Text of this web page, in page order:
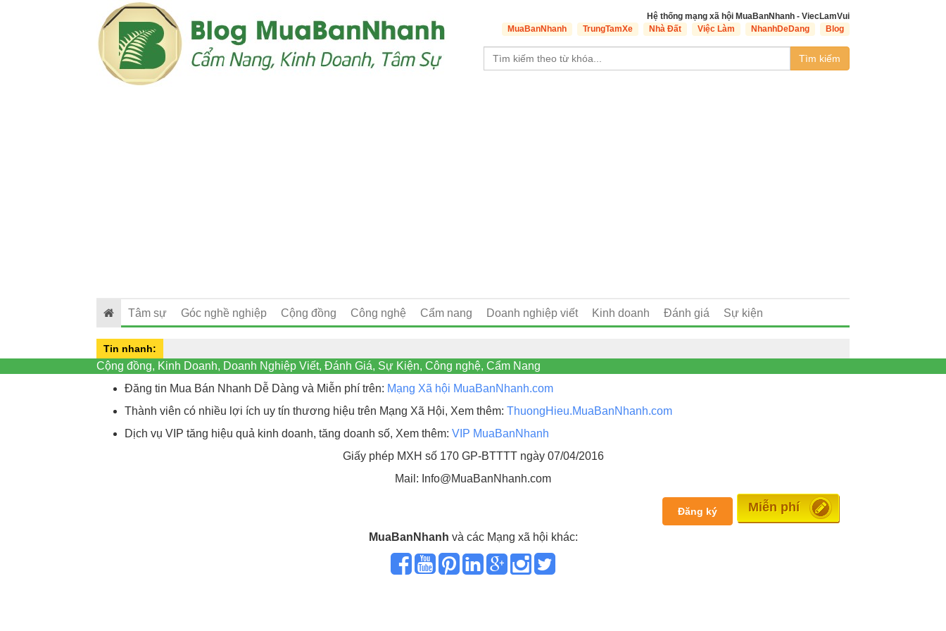
Hệ thống mạng xã hội MuaBanNhanh - ViecLamVui
MuaBanNhanh
TrungTamXe Nhà Đất Việc Làm NhanhDeDang Blog
Tìm kiếm
Tâm sự Góc nghề nghiệp Cộng đồng Công nghệ Cẩm nang Doanh nghiệp viết Kinh doanh Đánh giá Sự kiện
Tin nhanh:
Cộng đồng, Kinh Doanh, Doanh Nghiệp Viết, Đánh Giá, Sự Kiện, Công nghệ, Cẩm Nang
Đăng tin Mua Bán Nhanh Dễ Dàng và Miễn phí trên: Mạng Xã hội MuaBanNhanh.com
Thành viên có nhiều lợi ích uy tín thương hiệu trên Mạng Xã Hội, Xem thêm: ThuongHieu.MuaBanNhanh.com
Dịch vụ VIP tăng hiệu quả kinh doanh, tăng doanh số, Xem thêm: VIP MuaBanNhanh
Giấy phép MXH số 170 GP-BTTTT ngày 07/04/2016
Mail: Info@MuaBanNhanh.com
Đăng ký Đăng tin
MuaBanNhanh và các Mạng xã hội khác: